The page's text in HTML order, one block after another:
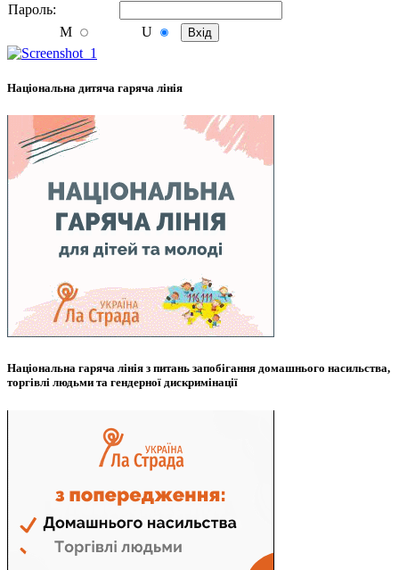
Пароль:
M
U
Національна дитяча гаряча лінія
Національна гаряча лінія з питань запобігання домашнього насильства,
торгівлі людьми та гендерної дискримінації